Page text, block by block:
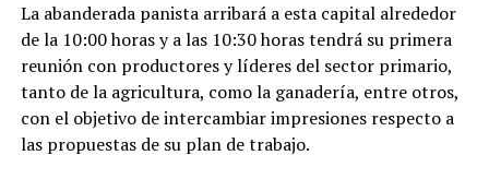
La abanderada panista arribará a esta capital alrededor
de la 10:00 horas y a las 10:30 horas tendrá su primera
reunión con productores y líderes del sector primario,
tanto de la agricultura, como la ganadería, entre otros,
con el objetivo de intercambiar impresiones respecto a
las propuestas de su plan de trabajo.